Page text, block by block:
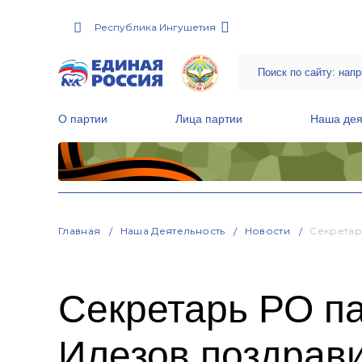
Республика Ингушетия
О партии Лица партии Наша
Главная Наша Деятельность Новости
Секретарь РО